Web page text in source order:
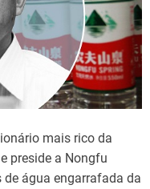
mais rico da
preside a Nongfu
de água engarrafada da